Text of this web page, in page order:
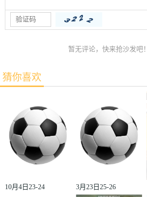
暂无评论，快来抢沙发吧！
猜你喜欢
10月4日23-24
3月23日25-26